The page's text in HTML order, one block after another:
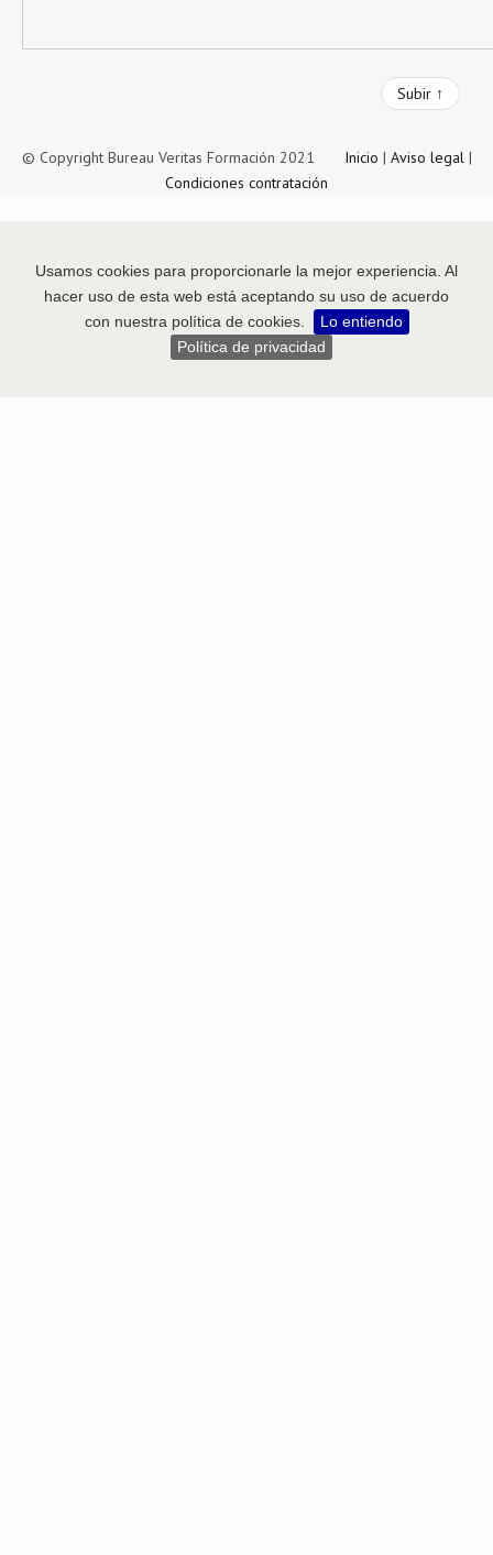
Subir ↑
© Copyright Bureau Veritas Formación 2021 Inicio | Aviso legal|
Condiciones contratación
Usamos cookies para proporcionarle la mejor experiencia. Al
hacer uso de esta web está aceptando su uso de acuerdo
con nuestra política de cookies.
Lo entiendo
Política de privacidad